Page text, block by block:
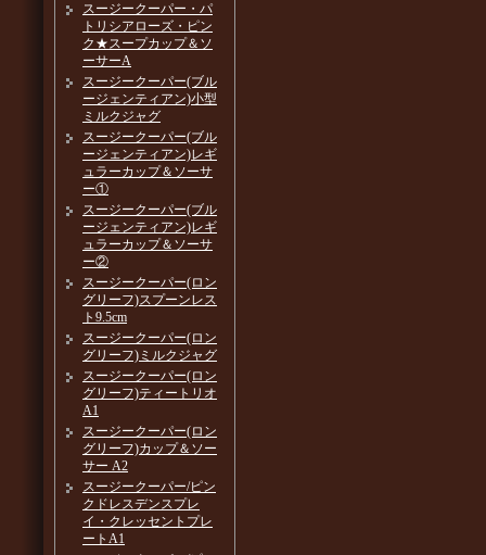
スージークーパー・パ
トリシアローズ・ピン
ク★スープカップ＆ソ
ーサーA
スージークーパー(ブル
ージェンティアン)小型
ミルクジャグ
スージークーパー(ブル
ージェンティアン)レギ
ュラーカップ＆ソーサ
ー①
スージークーパー(ブル
ージェンティアン)レギ
ュラーカップ＆ソーサ
ー②
スージークーパー(ロン
グリーフ)スプーンレス
ト9.5cm
スージークーパー(ロン
グリーフ)ミルクジャグ
スージークーパー(ロン
グリーフ)ティートリオ
A1
スージークーパー(ロン
グリーフ)カップ＆ソー
サー A2
スージークーパー/ピン
クドレスデンスプレ
イ・クレッセントプレ
ートA1